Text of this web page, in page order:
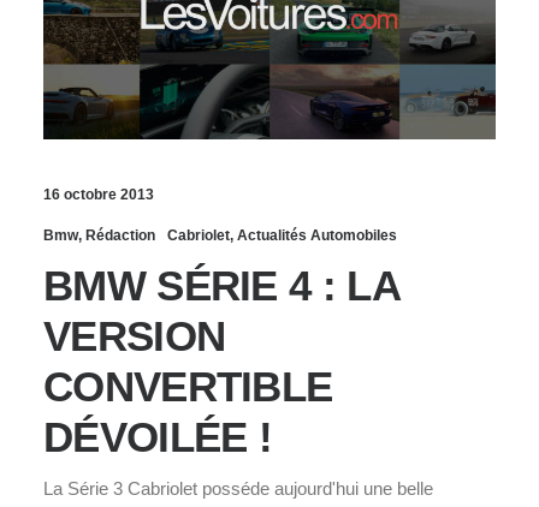
16 octobre 2013
Bmw, Rédaction Cabriolet, Actualités Automobiles
BMW SÉRIE 4 : LA
VERSION
CONVERTIBLE
DÉVOILÉE !
La Série 3 Cabriolet posséde aujourd'hui une belle